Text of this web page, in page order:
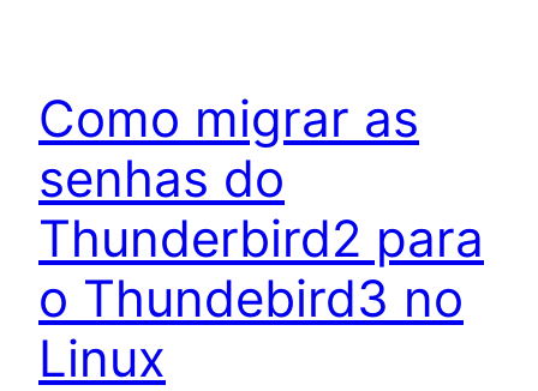
Como migrar as
senhas do
Thunderbird2 para
o Thundebird3 no
Linux